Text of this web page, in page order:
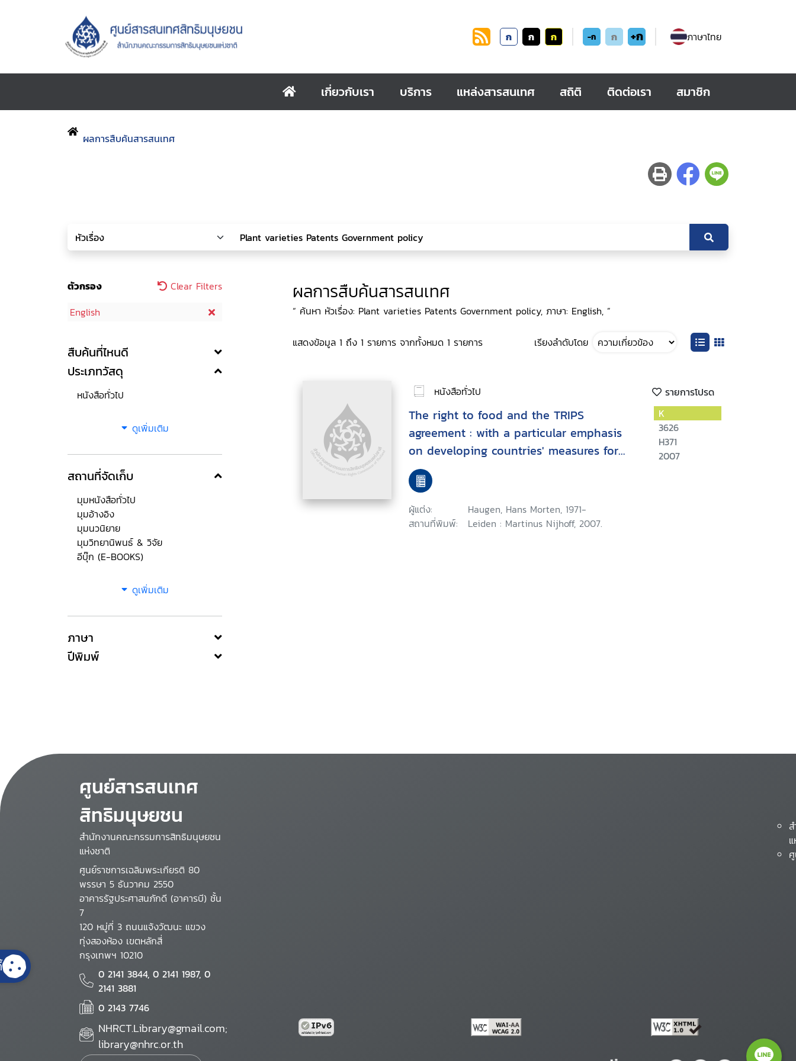
ก ก ก -ก ก +ก ภาษาไทย
เกี่ยวกับเรา บริการ แหล่งสารสนเทศ สถิติ ติดต่อเรา สมาชิก
ผลการสืบค้นสารสนเทศ
ตัวกรอง
Clear Filters
English
สืบค้นที่ไหนดี
ประเภทวัสดุ
หนังสือทั่วไป
ดูเพิ่มเติม
สถานที่จัดเก็บ
มุมหนังสือทั่วไป
มุมอ้างอิง
มุมนวนิยาย
มุมวิทยานิพนธ์ & วิจัย
อีบุ๊ก (E-BOOKS)
ดูเพิ่มเติม
ภาษา
ปีพิมพ์
ผลการสืบค้นสารสนเทศ
“ ค้นหา หัวเรื่อง: Plant varieties Patents Government policy, ภาษา: English, ”
แสดงข้อมูล 1 ถึง 1 รายการ จากทั้งหมด 1 รายการ เรียงลำดับโดย
หนังสือทั่วไป รายการโปรด
The right to food and the TRIPS
agreement : with a particular emphasis
on developing countries' measures for
food production and distribution
ผู้แต่ง:
Haugen, Hans Morten, 1971-
สถานที่พิมพ์:
Leiden : Martinus Nijhoff, 2007.
K
3626
H371
2007
ศูนย์สารสนเทศ
สิทธิมนุษยชน
สำนักงานคณะกรรมการสิทธิมนุษยชน
แห่งชาติ
ศูนย์ราชการเฉลิมพระเกียรติ 80
พรรษา 5 ธันวาคม 2550
อาคารรัฐประศาสนภักดี (อาคารบี) ชั้น
7
120 หมู่ที่ 3 ถนนแจ้งวัฒนะ แขวง
ทุ่งสองห้อง เขตหลักสี่
กรุงเทพฯ 10210
0 2141 3844, 0 2141 1987, 0
2141 3881
0 2143 7746
NHRCT.Library@gmail.com;
library@nhrc.or.th